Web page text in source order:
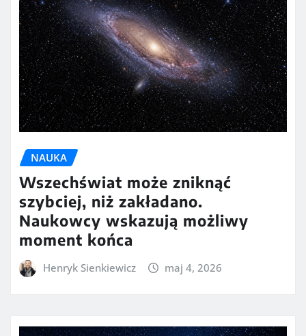
NAUKA
Wszechświat może zniknąć
szybciej, niż zakładano.
Naukowcy wskazują możliwy
moment końca
Henryk Sienkiewicz maj 4, 2026